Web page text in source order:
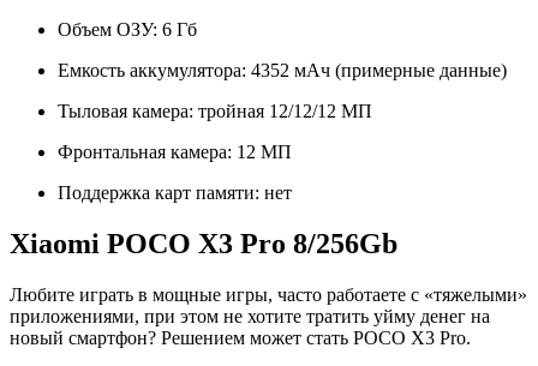
Объем ОЗУ: 6 Гб
Емкость аккумулятора: 4352 мАч (примерные данные)
Тыловая камера: тройная 12/12/12 МП
Фронтальная камера: 12 МП
Поддержка карт памяти: нет
Xiaomi POCO X3 Pro 8/256Gb
Любите играть в мощные игры, часто работаете с «тяжелыми»
приложениями, при этом не хотите тратить уйму денег на
новый смартфон? Решением может стать POCO X3 Pro.